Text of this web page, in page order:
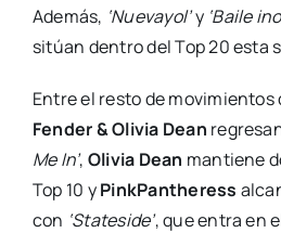
Además, ‘Nuevayol’y ‘Baile
sitúan dentro del Top 20 esta
Entre el resto de
Fender & Olivia Dean
Me In’, Olivia Dean mantiene
Top 10 yPinkPantheress
con ‘Stateside’, que entra en